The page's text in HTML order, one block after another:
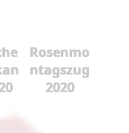
Rosenmo
ntagszug
2020